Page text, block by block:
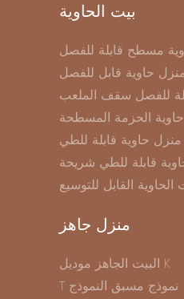
بيت الحاوية
مسطح قابلة للفصل
منزل حاوية قابل للفصل
للفصل سقف الملعب
الحزمة المسطحة
منزل حاوية قابلة للطي
قابلة للطي شريحة
الحاوية القابل للتوسيع
منزل جاهز
البيت الجاهز موديل K
T نموذج مسبق النموذج